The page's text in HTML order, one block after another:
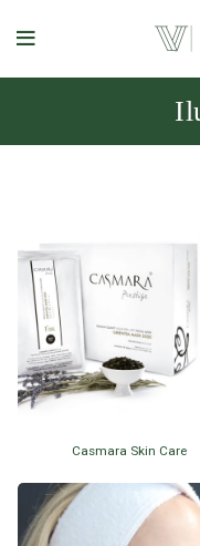
Casmara Skin Care